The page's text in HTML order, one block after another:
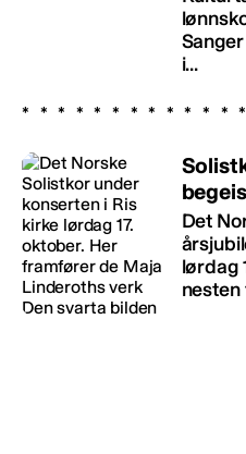
i...
Det
lørdag
nesten